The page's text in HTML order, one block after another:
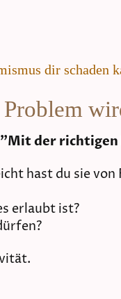
dir schaden
der
hast du sie
erlaubt ist?